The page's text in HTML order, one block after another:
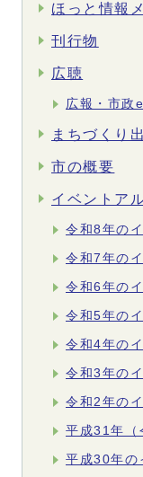
ほっと情報
刊行物
広聴
広報・市政
まちづくり
市の概要
イベントア
令和8年の
令和7年の
令和6年の
令和5年の
令和4年の
令和3年の
令和2年の
平成31年（
平成30年の